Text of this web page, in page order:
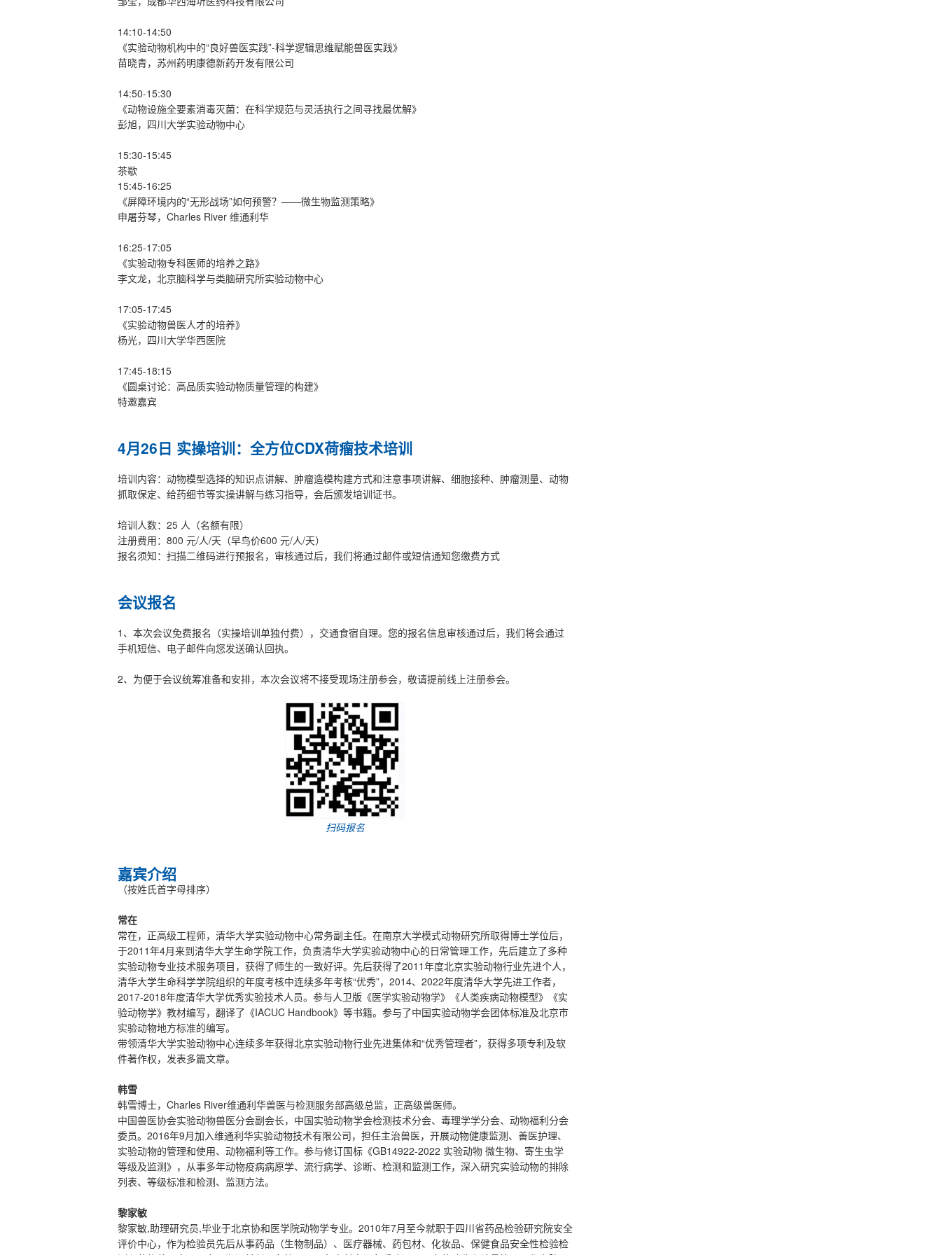
14:10-14:50
《实验动物机构中的“良好兽医实践”-科学逻辑思维赋能兽医实践》
苗晓青，苏州药明康德新药开发有限公司
14:50-15:30
《动物设施全要素消毒灭菌：在科学规范与灵活执行之间寻找最优解》
彭旭，四川大学实验动物中心
15:30-15:45
茶歇
15:45-16:25
《屏障环境内的“无形战场”如何预警？——微生物监测策略》
申屠芬琴，Charles River 维通利华
16:25-17:05
《实验动物专科医师的培养之路》
李文龙，北京脑科学与类脑研究所实验动物中心
17:05-17:45
《实验动物兽医人才的培养》
杨光，四川大学华西医院
17:45-18:15
《圆桌讨论：高品质实验动物质量管理的构建》
特邀嘉宾
4月26日 实操培训：全方位CDX荷瘤技术培训
培训内容：动物模型选择的知识点讲解、肿瘤造模构建方式和注意事项讲解、细胞接种、肿瘤测量、动物
抓取保定、给药细节等实操讲解与练习指导，会后颁发培训证书。
培训人数：25 人（名额有限）
注册费用：800 元/人/天（早鸟价600 元/人/天）
报名须知：扫描二维码进行预报名，审核通过后，我们将通过邮件或短信通知您缴费方式
会议报名
1、本次会议免费报名（实操培训单独付费），交通食宿自理。您的报名信息审核通过后，我们将会通过
手机短信、电子邮件向您发送确认回执。
2、为便于会议统筹准备和安排，本次会议将不接受现场注册参会，敬请提前线上注册参会。
扫码报名
嘉宾介绍
（按姓氏首字母排序）
常在
常在，正高级工程师，清华大学实验动物中心常务副主任。在南京大学模式动物研究所取得博士学位后，
于2011年4月来到清华大学生命学院工作，负责清华大学实验动物中心的日常管理工作，先后建立了多种
实验动物专业技术服务项目，获得了师生的一致好评。先后获得了2011年度北京实验动物行业先进个人，
清华大学生命科学学院组织的年度考核中连续多年考核“优秀”，2014、2022年度清华大学先进工作者，
2017-2018年度清华大学优秀实验技术人员。参与人卫版《医学实验动物学》《人类疾病动物模型》《实
验动物学》教材编写，翻译了《IACUC Handbook》等书籍。参与了中国实验动物学会团体标准及北京市
实验动物地方标准的编写。
带领清华大学实验动物中心连续多年获得北京实验动物行业先进集体和“优秀管理者”，获得多项专利及软
件著作权，发表多篇文章。
韩雪
韩雪博士，Charles River维通利华兽医与检测服务部高级总监，正高级兽医师。
中国兽医协会实验动物兽医分会副会长，中国实验动物学会检测技术分会、毒理学学分会、动物福利分会
委员。2016年9月加入维通利华实验动物技术有限公司，担任主治兽医，开展动物健康监测、善医护理、
实验动物的管理和使用、动物福利等工作。参与修订国标《GB14922-2022 实验动物 微生物、寄生虫学
等级及监测》，从事多年动物疫病病原学、流行病学、诊断、检测和监测工作，深入研究实验动物的排除
列表、等级标准和检测、监测方法。
黎家敏
黎家敏,助理研究员,毕业于北京协和医学院动物学专业。2010年7月至今就职于四川省药品检验研究院安全
评价中心，作为检验员先后从事药品（生物制品）、医疗器械、药包材、化妆品、保健食品安全性检验检